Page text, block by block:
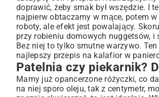
doprawić, żeby smak był wszędzie. I
najpierw obtaczamy w mące, potem
roboty, ale efekt jest powalający.
przy robieniu domowych nuggetsów, i
Bez niej to tylko smutne warzywo.
najlepszy przepis na kalafior w
Patelnia czy piekarnik?
Mamy już opancerzone różyczki, co
na niej sporo oleju, tak z centymetr,